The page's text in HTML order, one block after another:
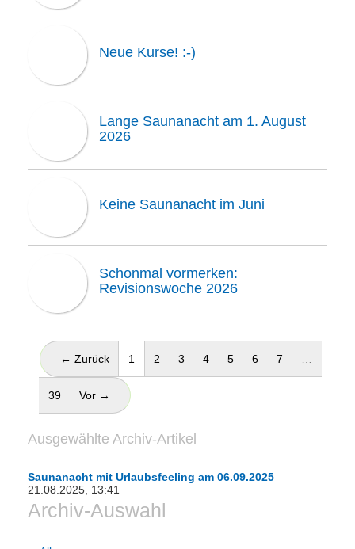
Neue Kurse! :-)
Lange Saunanacht am 1. August
2026
Keine Saunanacht im Juni
Schonmal vormerken:
Revisionswoche 2026
← Zurück 1 (aktuell)
2 3 4 5 6 7
39 Vor →
Ausgewählte Archiv-Artikel
Saunanacht mit Urlaubsfeeling am 06.09.2025
21.08.2025, 13:41
Archiv-Auswahl